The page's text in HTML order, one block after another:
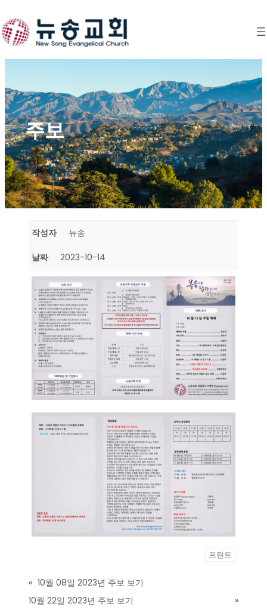
to
content
주보
작성자 뉴송
날짜 2023-10-14
프린트
« 10월 08일 2023년 주보 보기
10월 22일 2023년 주보 보기
»